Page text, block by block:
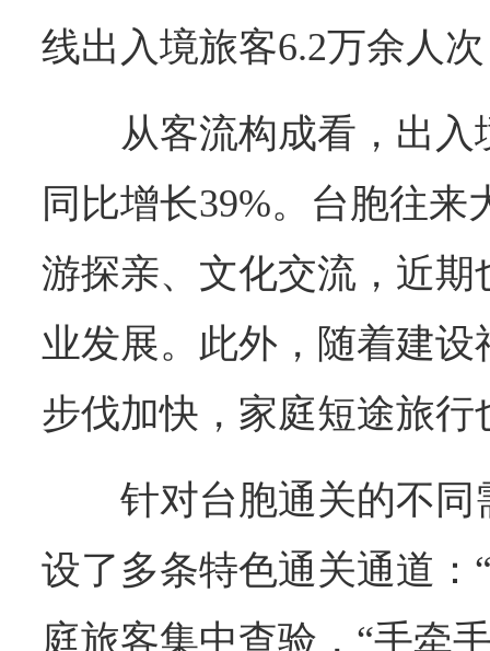
线出入境旅客6.2万余人
从客流构成看，出
同比增长39%。台胞往
游探亲、文化交流，近
业发展。此外，随着建设
步伐加快，家庭短途旅行
针对台胞通关的不
设了多条特色通关通道：
庭旅客集中查验，“手牵